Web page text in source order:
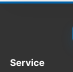
Service